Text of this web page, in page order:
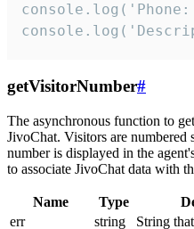
getVisitorNumber#
The asynchronous function to
JivoChat. Visitors are
number is displayed in the
to associate JivoChat data with
Name Type
err
string
String